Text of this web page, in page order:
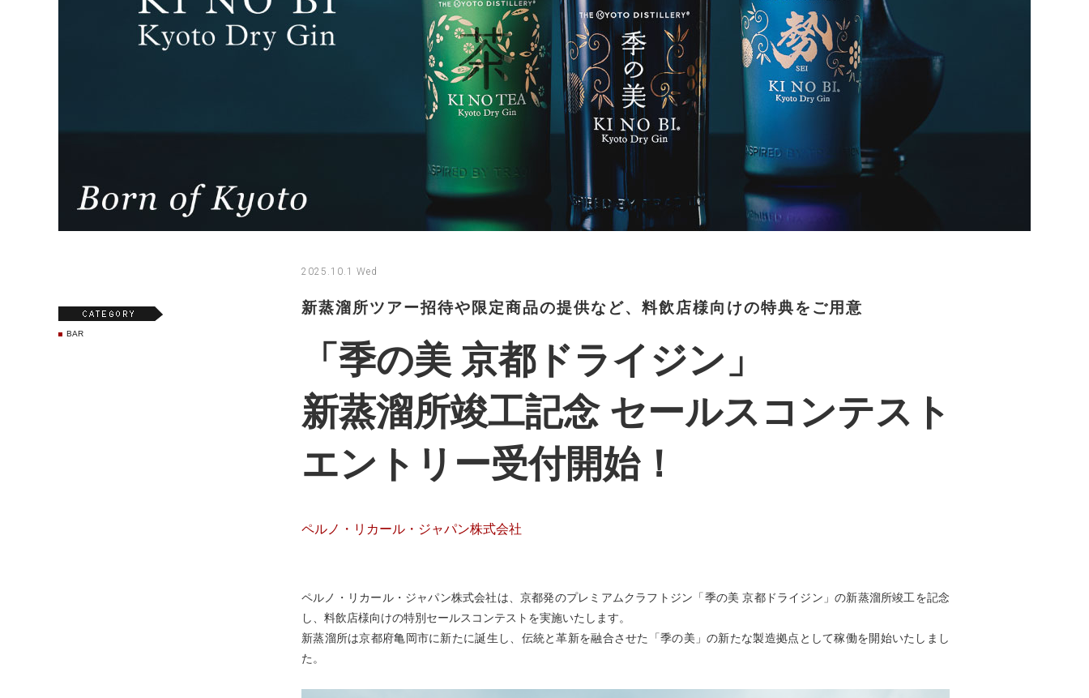
2025.10.1 Wed
新蒸溜所ツアー招待や限定商品の提供など、料飲店様向けの特典をご用意
「季の美 京都ドライジン」
新蒸溜所竣工記念 セールスコンテスト
エントリー受付開始！
ペルノ・リカール・ジャパン株式会社
ペルノ・リカール・ジャパン株式会社は、京都発のプレミアムクラフトジン「季の美 京都ドライジン」の新蒸溜所竣工を記念
し、料飲店様向けの特別セールスコンテストを実施いたします。
新蒸溜所は京都府亀岡市に新たに誕生し、伝統と革新を融合させた「季の美」の新たな製造拠点として稼働を開始いたしまし
た。
BAR